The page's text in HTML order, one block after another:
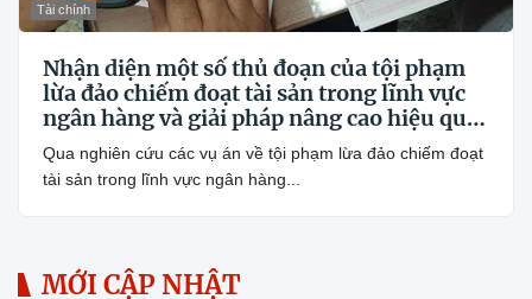
Tài chính
Nhận diện một số thủ đoạn của tội phạm
lừa đảo chiếm đoạt tài sản trong lĩnh vực
ngân hàng và giải pháp nâng cao hiệu quả
phòng, chống
Qua nghiên cứu các vụ án về tội phạm lừa đảo chiếm đoạt
tài sản trong lĩnh vực ngân hàng...
MỚI CẬP NHẬT